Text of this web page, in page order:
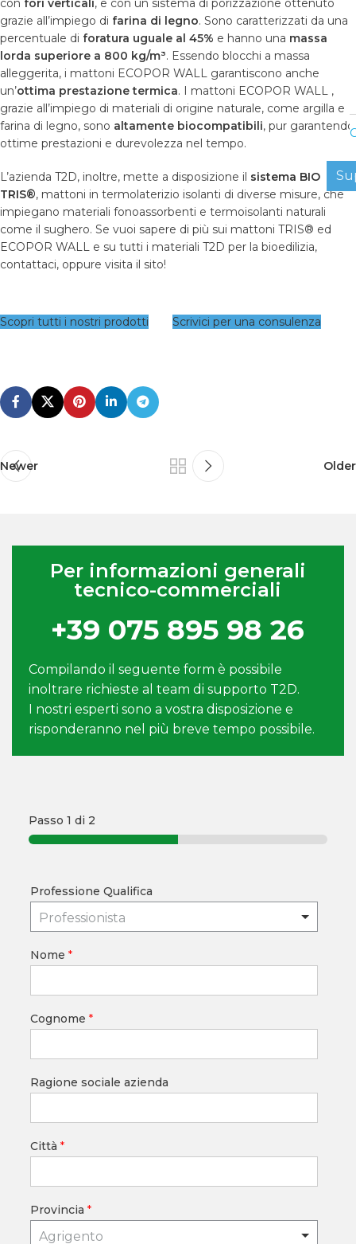
grazie all’impiego di farina di legno. Sono caratterizzati da una
percentuale di foratura uguale al 45% e hanno una massa
lorda superiore a 800 kg/m³. Essendo blocchi a massa
alleggerita, i mattoni ECOPOR WALL garantiscono anche
un’ottima prestazione termica. I mattoni ECOPOR WALL ,
grazie all’impiego di materiali di origine naturale, come argilla e
farina di legno, sono altamente biocompatibili, pur garantendo
ottime prestazioni e durevolezza nel tempo.
L’azienda T2D, inoltre, mette a disposizione il sistema BIO
TRIS®, mattoni in termolaterizio isolanti di diverse misure, che
impiegano materiali fonoassorbenti e termoisolanti naturali
come il sughero. Se vuoi sapere di più sui mattoni TRIS® ed
ECOPOR WALL e su tutti i materiali T2D per la bioedilizia,
contattaci, oppure visita il sito!
Scopri tutti i nostri prodotti Scrivici per una consulenza
Newer Older
Per informazioni generali
tecnico-commerciali
+39 075 895 98 26
Compilando il seguente form è possibile
inoltrare richieste al team di supporto T2D.
I nostri esperti sono a vostra disposizione e
risponderanno nel più breve tempo possibile.
Passo 1 di 2
Professione Qualifica
Professionista
Nome *
Cognome *
Ragione sociale azienda
Città *
Provincia *
Agrigento